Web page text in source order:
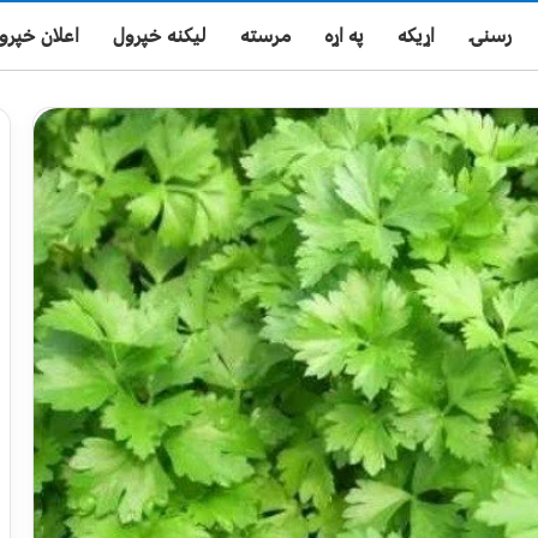
رسنۍ اړیکه په اړه مرسته لیکنه خپرول اعلان